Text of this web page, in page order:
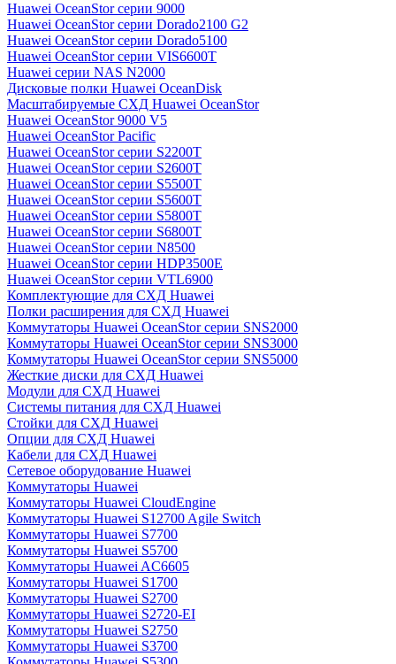
Huawei OceanStor серии 9000
Huawei OceanStor серии Dorado2100 G2
Huawei OceanStor серии Dorado5100
Huawei OceanStor серии VIS6600T
Huawei серии NAS N2000
Дисковые полки Huawei OceanDisk
Масштабируемые СХД Huawei OceanStor
Huawei OceanStor 9000 V5
Huawei OceanStor Pacific
Huawei OceanStor серии S2200T
Huawei OceanStor серии S2600T
Huawei OceanStor серии S5500T
Huawei OceanStor серии S5600T
Huawei OceanStor серии S5800T
Huawei OceanStor серии S6800T
Huawei OceanStor серии N8500
Huawei OceanStor серии HDP3500E
Huawei OceanStor серии VTL6900
Комплектующие для СХД Huawei
Полки расширения для СХД Huawei
Коммутаторы Huawei OceanStor серии SNS2000
Коммутаторы Huawei OceanStor серии SNS3000
Коммутаторы Huawei OceanStor серии SNS5000
Жесткие диски для СХД Huawei
Модули для СХД Huawei
Системы питания для СХД Huawei
Стойки для СХД Huawei
Опции для СХД Huawei
Кабели для СХД Huawei
Сетевое оборудование Huawei
Коммутаторы Huawei
Коммутаторы Huawei CloudEngine
Коммутаторы Huawei S12700 Agile Switch
Коммутаторы Huawei S7700
Коммутаторы Huawei S5700
Коммутаторы Huawei AC6605
Коммутаторы Huawei S1700
Коммутаторы Huawei S2700
Коммутаторы Huawei S2720-EI
Коммутаторы Huawei S2750
Коммутаторы Huawei S3700